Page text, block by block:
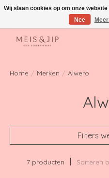
Gratis verzending in NL vanaf €150
Home / Merken / Alwero
Filters
7 producten Sorteren
Wij slaan cookies op om onze
Nee